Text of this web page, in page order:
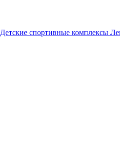
Детские спортивные комплексы